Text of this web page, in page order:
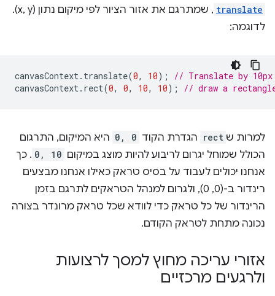
translate
, שמתרגם את אזור הציור לפי מיקום נתון (x, y).
לדוגמה:
canvasContext. translate(0, 10);
// Translate by
canvasContext. rect(0, 0, 10, 10); // draw a
למרות ש rect הגדרת הקוד 0, 0 היא המיקום, התרגום
הכולל שמוחל יגרום לריבוע להיות מוצג במיקום 0, 10 . כך
אנחנו יכולים לעבוד על בסיס טראק כאילו אנחנו מבצעים
רינדור ב-(0, 0), ולגרום למנהל הטראקים לתרגם בזמן
הרינדור של כל טראק כדי לוודא שכל טראק מרונדר בצורה
נכונה מתחת לטראק הקודם.
אזורי עריכה מחוץ למסך לרצועות
ולרגעים מרכזיים